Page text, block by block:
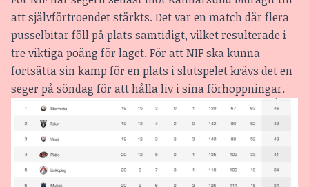
att självförtroendet stärkts. Det var en match där flera
pusselbitar föll på plats samtidigt, vilket resulterade i
tre viktiga poäng för laget. För att NIF ska kunna
fortsätta sin kamp för en plats i slutspelet krävs det en
seger på söndag för att hålla liv i sina förhoppningar.